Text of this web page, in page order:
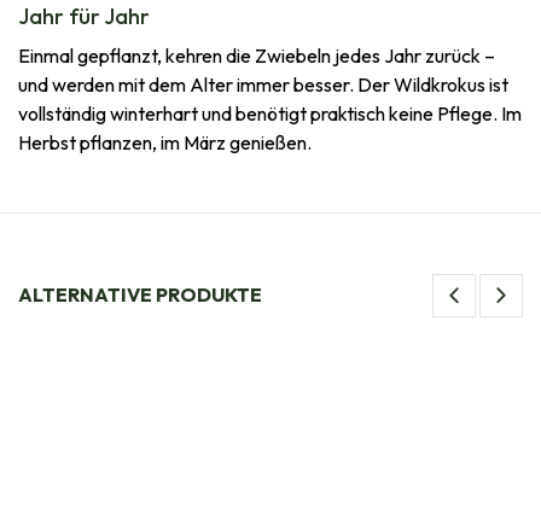
Jahr für Jahr
Einmal gepflanzt, kehren die Zwiebeln jedes Jahr zurück –
und werden mit dem Alter immer besser. Der Wildkrokus ist
vollständig winterhart und benötigt praktisch keine Pflege. Im
Herbst pflanzen, im März genießen.
ALTERNATIVE PRODUKTE